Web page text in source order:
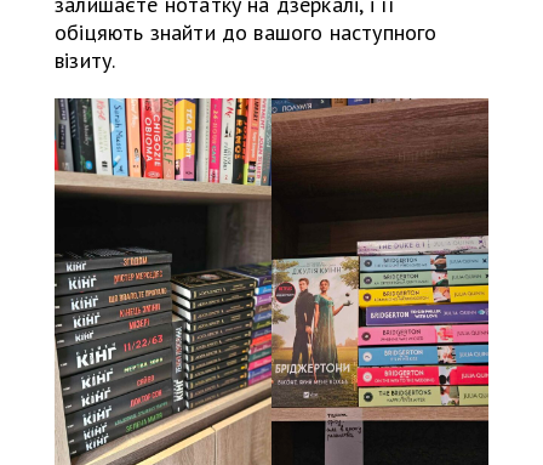
обіцяють знайти до вашого наступного
візиту.